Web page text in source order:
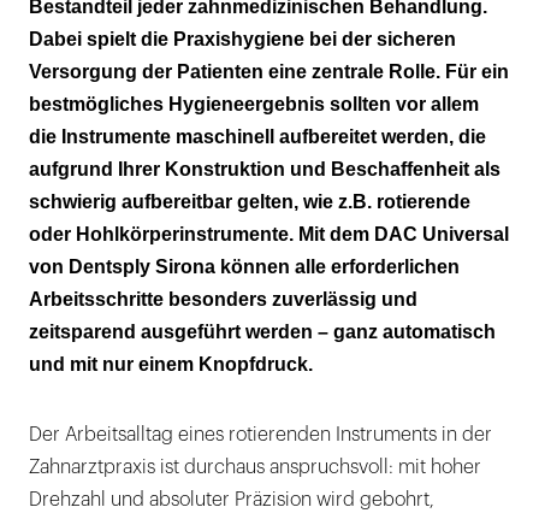
Bestandteil jeder zahnmedizinischen Behandlung.
Dabei spielt die Praxishygiene bei der sicheren
Versorgung der Patienten eine zentrale Rolle. Für ein
bestmögliches Hygieneergebnis sollten vor allem
die Instrumente maschinell aufbereitet werden, die
aufgrund Ihrer Konstruktion und Beschaffenheit als
schwierig aufbereitbar gelten, wie z.B. rotierende
oder Hohlkörperinstrumente. Mit dem DAC Universal
von Dentsply Sirona können alle erforderlichen
Arbeitsschritte besonders zuverlässig und
zeitsparend ausgeführt werden – ganz automatisch
und mit nur einem Knopfdruck.
Der Arbeitsalltag eines rotierenden Instruments in der
Zahnarztpraxis ist durchaus anspruchsvoll: mit hoher
Drehzahl und absoluter Präzision wird gebohrt,